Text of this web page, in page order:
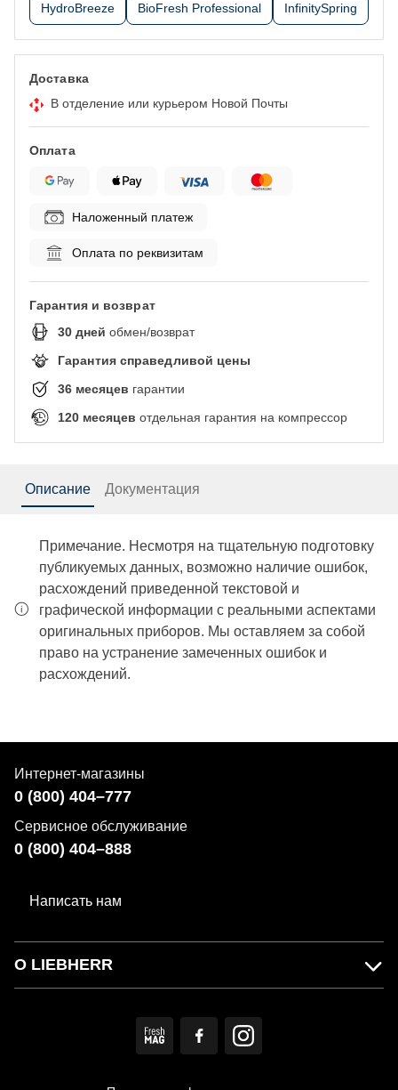
HydroBreeze BioFresh Professional InfinitySpring
Доставка
В отделение или курьером Новой Почты
Оплата
Наложенный платеж
Оплата по реквизитам
Гарантия и возврат
30 дней обмен/возврат
Гарантия справедливой цены
36 месяцев гарантии
120 месяцев отдельная гарантия на компрессор
Описание Документация
Примечание. Несмотря на тщательную подготовку
публикуемых данных, возможно наличие ошибок,
расхождений приведенной текстовой и
графической информации с реальными аспектами
оригинальных приборов. Мы оставляем за собой
право на устранение замеченных ошибок и
расхождений.
Интернет-магазины
0 (800) 404–777
Сервисное обслуживание
0 (800) 404–888
Написать нам
О LIEBHERR